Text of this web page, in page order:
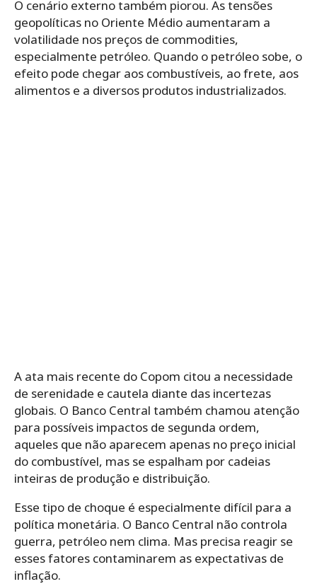
O cenário externo também piorou. As tensões
geopolíticas no Oriente Médio aumentaram a
volatilidade nos preços de commodities,
especialmente petróleo. Quando o petróleo sobe, o
efeito pode chegar aos combustíveis, ao frete, aos
alimentos e a diversos produtos industrializados.
A ata mais recente do Copom citou a necessidade
de serenidade e cautela diante das incertezas
globais. O Banco Central também chamou atenção
para possíveis impactos de segunda ordem,
aqueles que não aparecem apenas no preço inicial
do combustível, mas se espalham por cadeias
inteiras de produção e distribuição.
Esse tipo de choque é especialmente difícil para a
política monetária. O Banco Central não controla
guerra, petróleo nem clima. Mas precisa reagir se
esses fatores contaminarem as expectativas de
inflação.